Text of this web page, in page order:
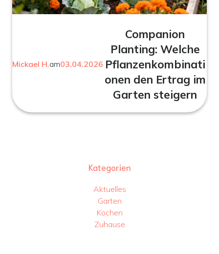
Mickael H.am03.04.2026
Companion
Planting: Welche
Pflanzenkombinati
onen den Ertrag im
Garten steigern
Kategorien
Aktuelles
Garten
Kochen
Zuhause